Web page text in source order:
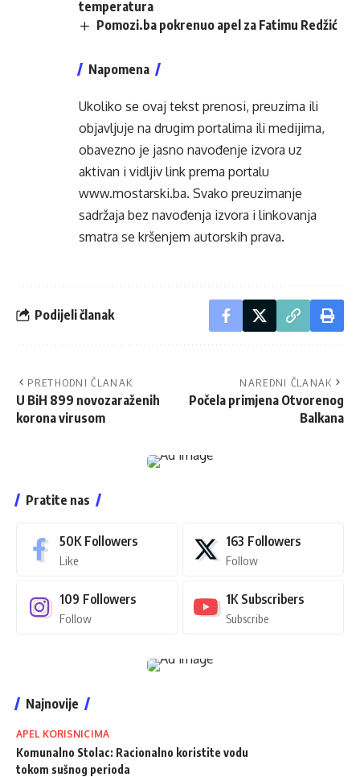
temperatura
Pomozi.ba pokrenuo apel za Fatimu Redžić
Napomena
Ukoliko se ovaj tekst prenosi, preuzima ili
objavljuje na drugim portalima ili medijima,
obavezno je jasno navođenje izvora uz
aktivan i vidljiv link prema portalu
www.mostarski.ba. Svako preuzimanje
sadržaja bez navođenja izvora i linkovanja
smatra se kršenjem autorskih prava.
Podijeli članak
PRETHODNI ČLANAK
U BiH 899 novozaraženih
korona virusom
NAREDNI ČLANAK
Počela primjena Otvorenog
Balkana
Pratite nas
50K Followers
Like
163 Followers
Follow
109 Followers
Follow
1K Subscribers
Subscribe
Najnovije
APEL KORISNICIMA
Komunalno Stolac: Racionalno koristite vodu
tokom sušnog perioda